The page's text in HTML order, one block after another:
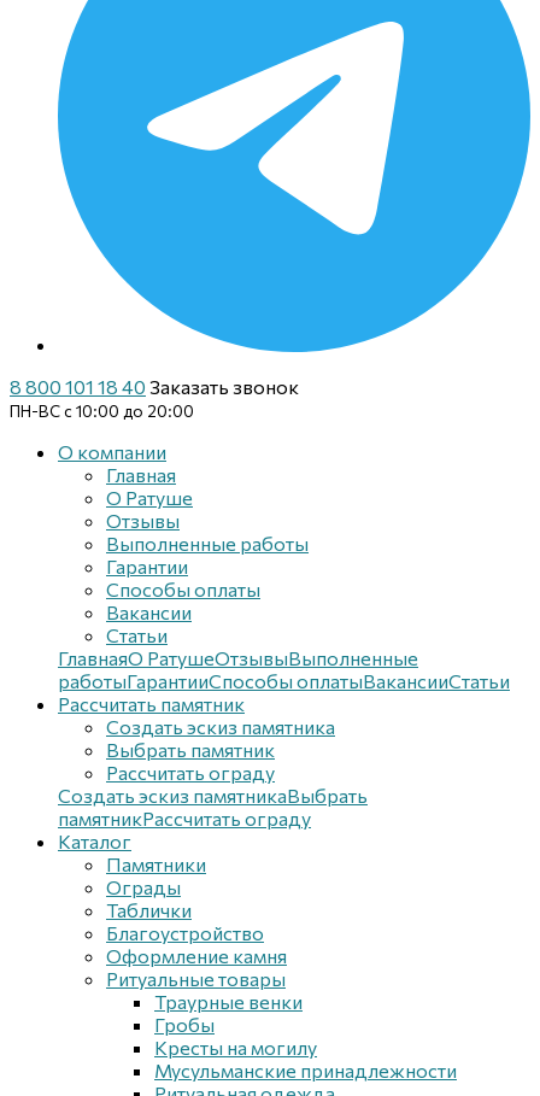
8 800 101 18 40 Заказать звонок
ПН-ВС с 10:00 до 20:00
О компании
Главная
О Ратуше
Отзывы
Выполненные работы
Гарантии
Способы оплаты
Вакансии
Статьи
ГлавнаяО РатушеОтзывыВыполненные
работыГарантииСпособы оплатыВакансииСтатьи
Рассчитать памятник
Создать эскиз памятника
Выбрать памятник
Рассчитать ограду
Создать эскиз памятникаВыбрать
памятникРассчитать ограду
Каталог
Памятники
Ограды
Таблички
Благоустройствo
Оформление камня
Ритуальные товары
Траурные венки
Гробы
Кресты на могилу
Мусульманские принадлежности